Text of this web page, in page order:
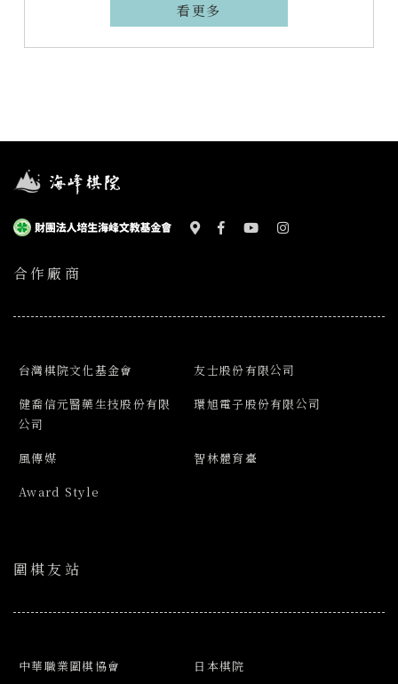
看更多
合作廠商
台灣棋院文化基金會
友士股份有限公司
健喬信元醫藥生技股份有限
公司
環旭電子股份有限公司
風傳媒
智林體育臺
Award Style
圍棋友站
中華職業圍棋協會 日本棋院